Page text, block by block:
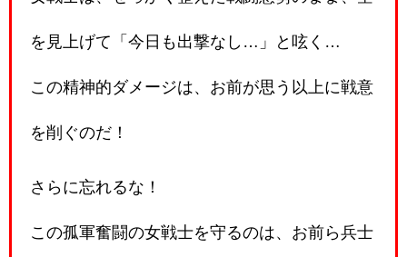
を見上げて「今日も出撃なし…」と呟く…
この精神的ダメージは、お前が思う以上に戦意
を削ぐのだ！
さらに忘れるな！
この孤軍奮闘の女戦士を守るのは、お前ら兵士